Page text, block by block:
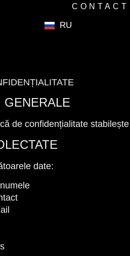
RU
CONTACT
de confidențialitate
date: